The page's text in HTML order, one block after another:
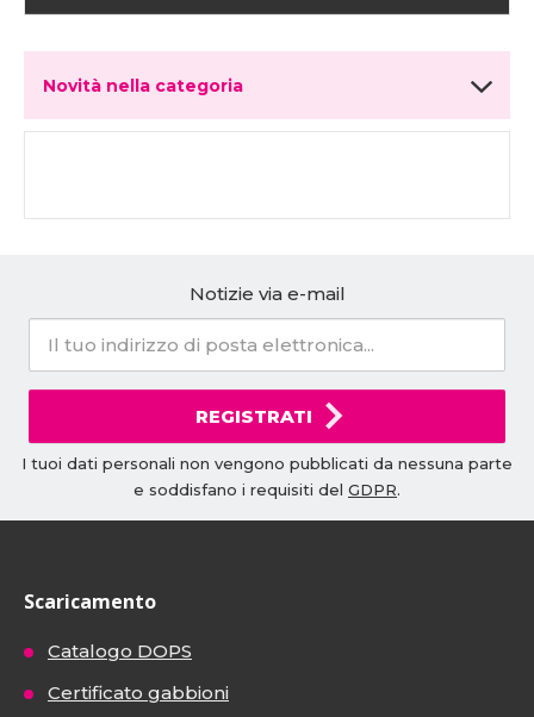
Novità nella categoria
Notizie via e-mail
REGISTRATI
I tuoi dati personali non vengono pubblicati da nessuna parte
e soddisfano i requisiti del GDPR.
Scaricamento
Catalogo DOPS
Certificato gabbioni